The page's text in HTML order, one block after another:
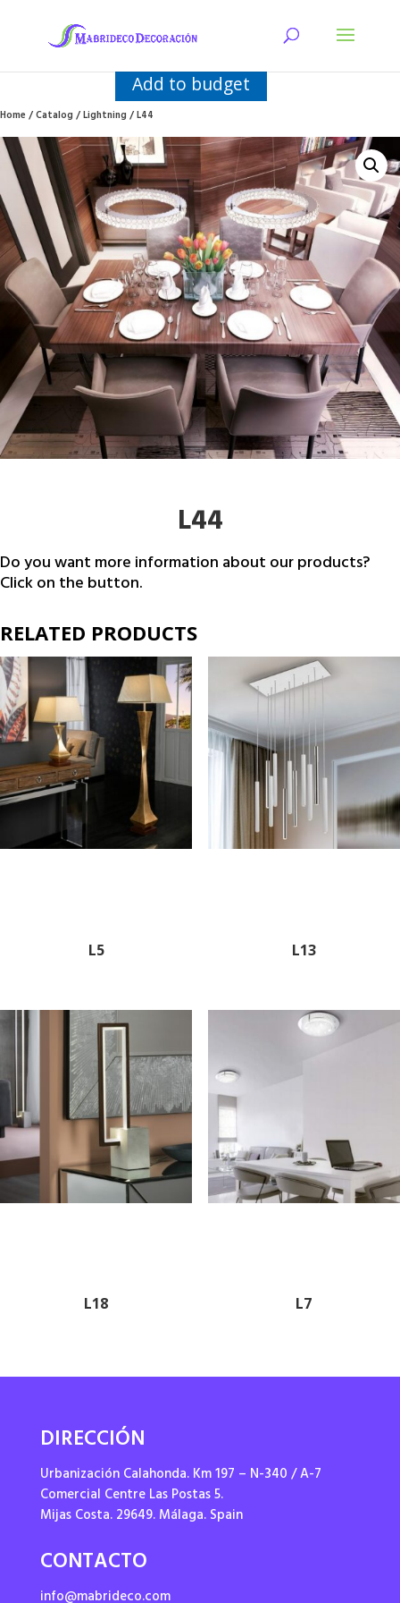
Add to budget
Home/Catalog/Lightning/ L44
L44
Do you want more information about our products?
Click on the button.
RELATED PRODUCTS
L5 L13
L18 L7
DIRECCIÓN
Urbanización Calahonda. Km 197 – N-340 / A-7
Comercial Centre Las Postas 5.
Mijas Costa. 29649. Málaga. Spain
CONTACTO